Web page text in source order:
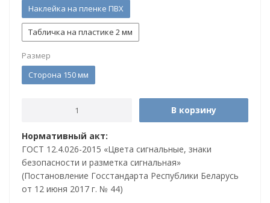
Наклейка на пленке ПВХ
Табличка на пластике 2 мм
Размер
Сторона 150 мм
В корзину
Нормативный акт:
ГОСТ 12.4.026-2015 «Цвета сигнальные, знаки
безопасности и разметка сигнальная»
(Постановление Госстандарта Республики Беларусь
от 12 июня 2017 г. № 44)